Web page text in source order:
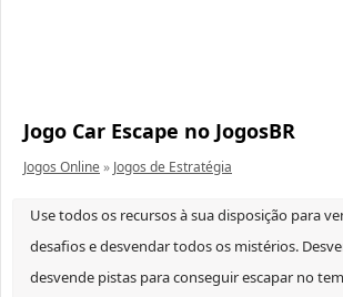
Jogo Car Escape no JogosBR
Jogos Online» Jogos de Estratégia
Use todos os recursos à sua disposição para
desafios e desvendar todos os mistérios.
desvende pistas para conseguir escapar no